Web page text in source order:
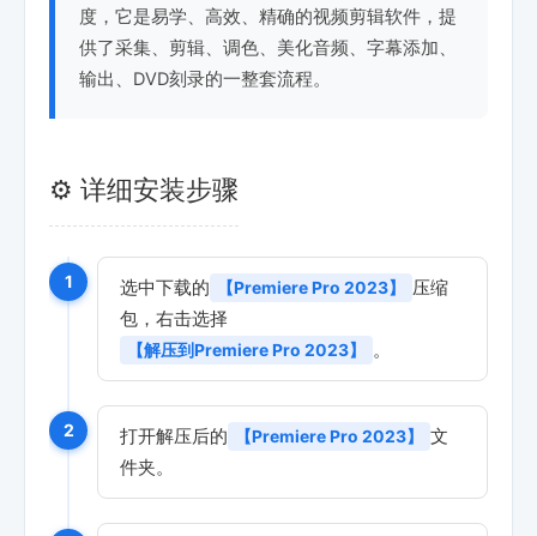
度，它是易学、高效、精确的视频剪辑软件，提
供了采集、剪辑、调色、美化音频、字幕添加、
输出、DVD刻录的一整套流程。
⚙️ 详细安装步骤
1 选中下载的 【Premiere Pro 2023】
压缩
包，右击选择
【解压到Premiere Pro 2023】 。
2 打开解压后的 【Premiere Pro 2023】
文
件夹。